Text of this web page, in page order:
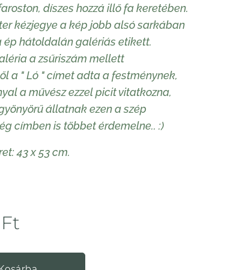
díszes hozzá illő fa keretében.
kézjegye a kép jobb alsó sarkában
ép hátoldalán galériás etikett.
a zsűriszám mellett
a " Ló " címet adta a festménynek,
a művész ezzel picit vitatkozna,
állatnak ezen a szép
címben is többet érdemelne.. :)
43 x 53 cm.
Ft